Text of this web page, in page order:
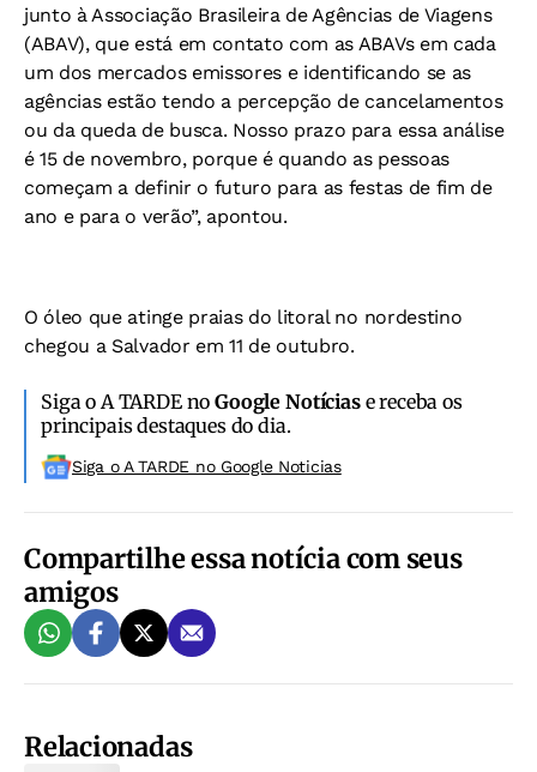
junto à Associação Brasileira de Agências de Viagens
(ABAV), que está em contato com as ABAVs em cada
um dos mercados emissores e identificando se as
agências estão tendo a percepção de cancelamentos
ou da queda de busca. Nosso prazo para essa análise
é 15 de novembro, porque é quando as pessoas
começam a definir o futuro para as festas de fim de
ano e para o verão”, apontou.
O óleo que atinge praias do litoral no nordestino
chegou a Salvador em 11 de outubro.
Siga o A TARDE noGoogle Notíciase receba os
principais destaques do dia.
Siga o A TARDE no Google Noticias
Compartilhe essa notícia com seus
amigos
Relacionadas